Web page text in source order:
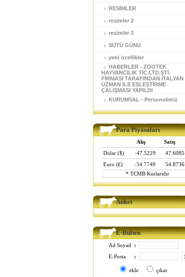
RESİMLER
resimler 2
resimler 3
SÜTÜ GÜNÜ
yeni özellikler
HABERLER - ZOOTEK
HAYVANCILIK TİC.LTD.ŞTİ.
FİRMASI TARAFINDAN İTALYAN
UZMAN İLE EŞLEŞTİRME
ÇALIŞMASI YAPILDI
KURUMSAL - Personelimiz
Para Piyasaları
Alış
Satış
Dolar ($)
:47.5229
47.6085
Euro (€)
:54.7749
54.8736
* TCMB Kurlarıdır
Anket
E-Bülten
Ad Soyad
:
E-Posta
:
ekle çıkar